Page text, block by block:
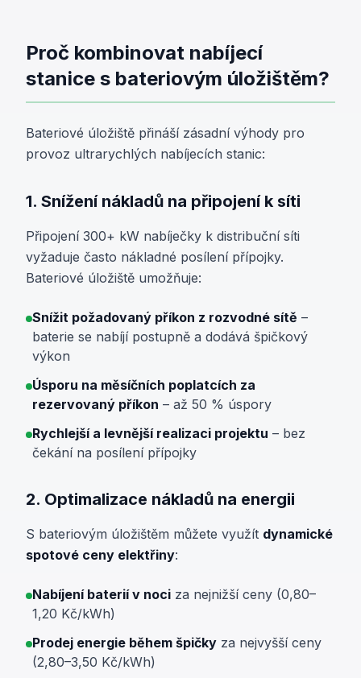
Proč kombinovat nabíjecí
stanice s bateriovým úložištěm?
Bateriové úložiště přináší zásadní výhody pro
provoz ultrarychlých nabíjecích stanic:
1. Snížení nákladů na připojení k síti
Připojení 300+ kW nabíječky k distribuční síti
vyžaduje často nákladné posílení přípojky.
Bateriové úložiště umožňuje:
Snížit požadovaný příkon z rozvodné sítě –
baterie se nabíjí postupně a dodává špičkový
výkon
Úsporu na měsíčních poplatcích za
rezervovaný příkon – až 50 % úspory
Rychlejší a levnější realizaci projektu – bez
čekání na posílení přípojky
2. Optimalizace nákladů na energii
S bateriovým úložištěm můžete využít dynamické
spotové ceny elektřiny:
Nabíjení baterií v noci za nejnižší ceny (0,80–
1,20 Kč/kWh)
Prodej energie během špičky za nejvyšší ceny
(2,80–3,50 Kč/kWh)